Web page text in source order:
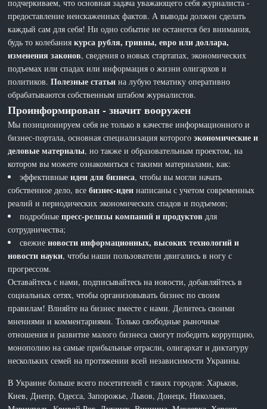
подчеркиваем, что основная задача уважающего себя журналиста -
предоставление неискаженных фактов. А выводы должен сделать
каждый сам для себя! Ни одно событие не останется без внимания,
будь то колебаниякурса рубля, гривны, евро или доллара,
изменения законов, сведения о новых стартапах, экономических
подъемах или спадах или информация о жизни олигархов и
политиков.Полезные статьи на лубую тематику оперативно
обрабатываются собственным штабом журналистов.
Проинформирован - значит вооружен
Мы позиционируем себя не только в качестве информационного и
бизнес-портала, основная специализация которогоэкономические и
деловые материалы, но также и образовательным проектом, на
котором вы можете ознакомиться с такими материалами, как:
эффективныеидеи для бизнеса, чтобы вы могли начать
собственное дело, всебизнес-идеи написаны с учетом современных
реалий и периодических экономических спадов и подъемов;
подробныепресс-релизы компаний и продуктов для
сотрудничества;
свежиеновости информационных, высоких технологий и
новости науки, чтобы наши пользователи двигались в ногу с
прогрессом.
Оставайтесь с нами, подписывайтесь на новости, добавляйтесь в
социальных сетях, чтобы организовывать бизнес по своим
правилам! Влияйте на бизнес вместе с нами. Делитесь своими
мнениями и комментариями. Только свободные рыночные
отношения и развитие малого бизнеса смогут победить коррупцию,
монополию на самые прибыльные отрасли, олигархат и диктатуру
нескольких семей на протяжении всей независимости Украины.
В Украине больше всего посетителей с таких городов: Харьков,
Киев, Днепр, Одесса, Запорожье, Львов, Донецк, Николаев,